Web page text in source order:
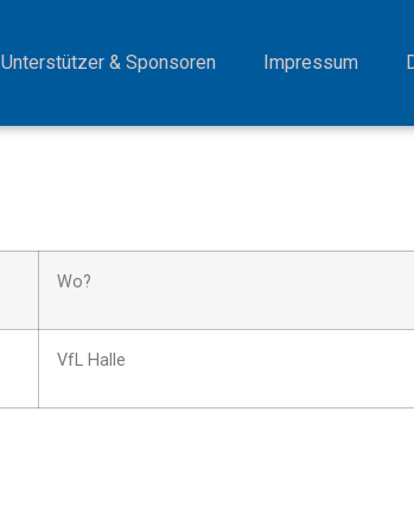
Unterstützer & Sponsoren Impressum
Wo?
VfL Halle